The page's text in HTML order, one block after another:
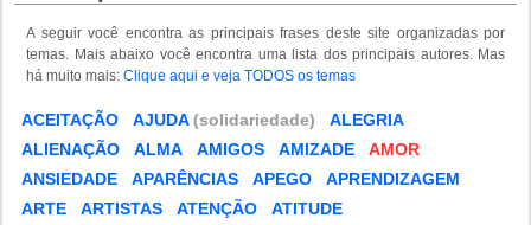
A seguir você encontra as principais frases deste site organizadas por
temas. Mais abaixo você encontra uma lista dos principais autores. Mas
há muito mais: Clique aqui e veja TODOS os temas
ACEITAÇÃO AJUDA(solidariedade)
ALEGRIA
ALIENAÇÃO
ALMA AMIGOS AMIZADE
AMOR
ANSIEDADE
APARÊNCIAS APEGO
APRENDIZAGEM
ARTE
ARTISTAS ATENÇÃO ATITUDE